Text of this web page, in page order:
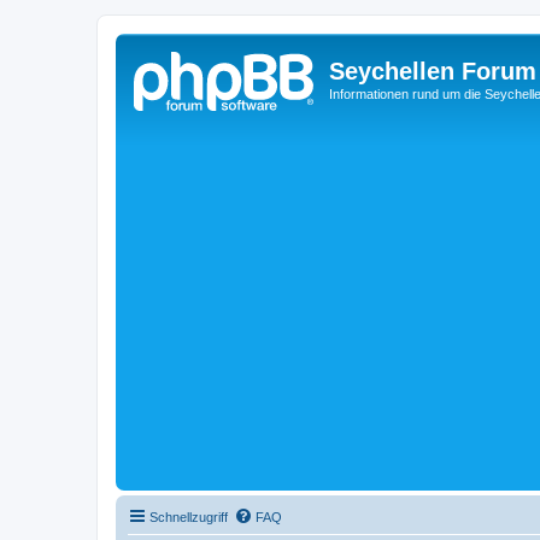
Seychellen Forum
Informationen rund um die
Schnellzugriff FAQ